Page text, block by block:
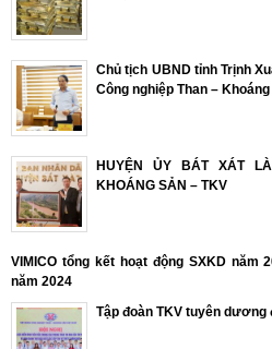
Chủ tịch UBND tỉnh Trịnh
Công nghiệp Than –
HUYỆN ỦY BÁT XÁT
KHOÁNG SẢN – TKV
VIMICO tổng kết hoạt động SXKD năm
năm 2024
Tập đoàn TKV tuyên